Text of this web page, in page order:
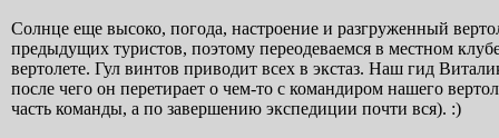
Солнце еще высоко, погода, настроение и разгруженный
предыдущих туристов, поэтому переодеваемся в местном
вертолете. Гул винтов приводит всех в экстаз. Наш гид
после чего он перетирает о чем-то с командиром нашего
часть команды, а по завершению экспедиции почти вся). :)